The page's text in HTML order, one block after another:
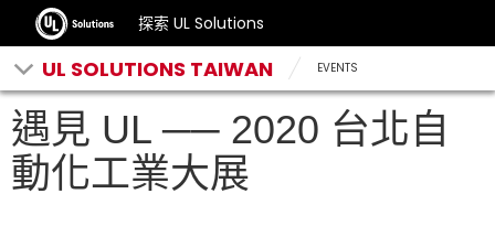
探索 UL Solutions
UL SOLUTIONS TAIWAN EVENTS
遇見 UL ── 2020 台北自
動化工業大展